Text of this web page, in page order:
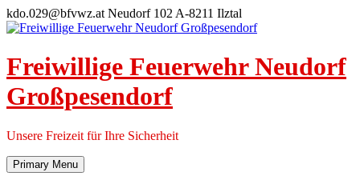
Skip
to
kdo.029@bfvwz.at Neudorf 102 A-8211 Ilztal
Freiwillige Feuerwehr Neudorf
Großpesendorf
Unsere Freizeit für Ihre Sicherheit
Primary Menu